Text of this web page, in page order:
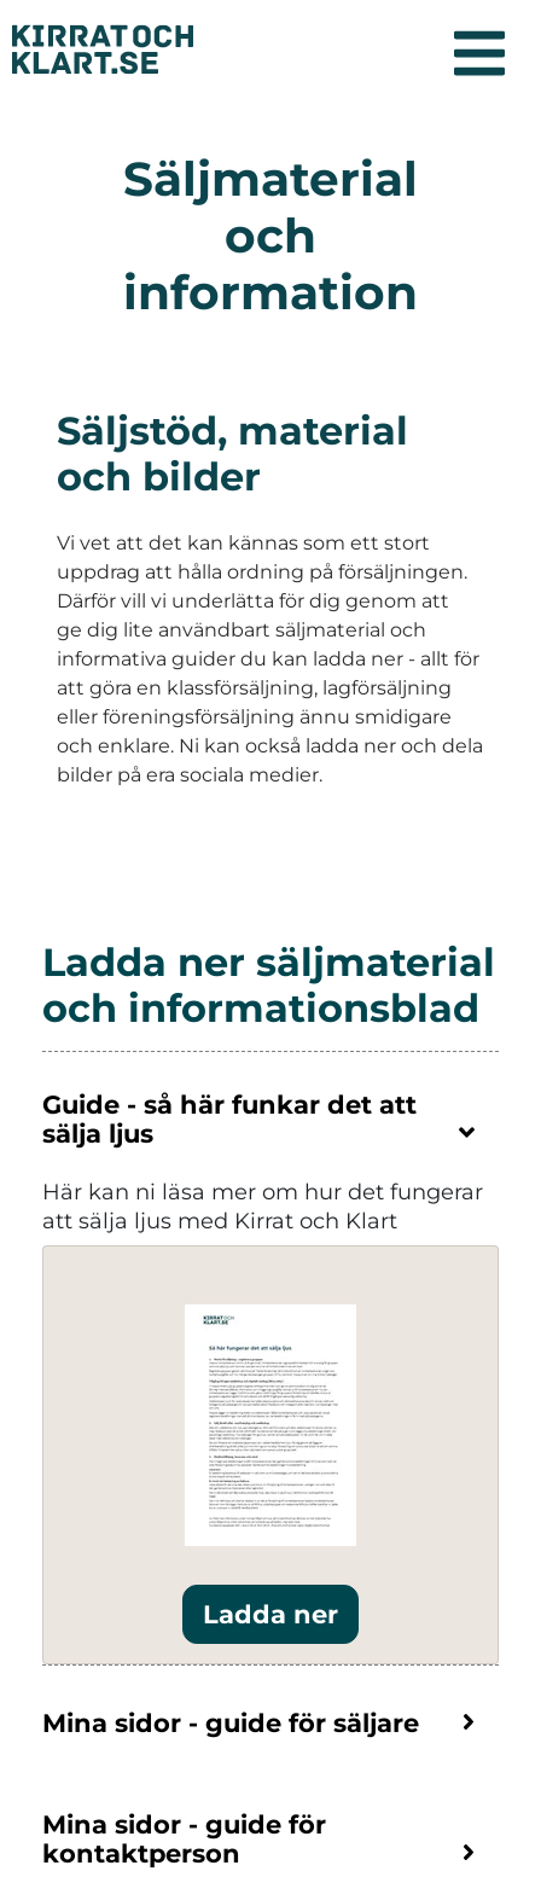
Säljmaterial
och
information
Säljstöd, material
och bilder
Vi vet att det kan kännas som ett stort
uppdrag att hålla ordning på försäljningen.
Därför vill vi underlätta för dig genom att
ge dig lite användbart säljmaterial och
informativa guider du kan ladda ner - allt för
att göra en klassförsäljning, lagförsäljning
eller föreningsförsäljning ännu smidigare
och enklare. Ni kan också ladda ner och dela
bilder på era sociala medier.
Ladda ner säljmaterial
och informationsblad
Guide - så här funkar det att
sälja ljus
Här kan ni läsa mer om hur det fungerar
att sälja ljus med Kirrat och Klart
Ladda ner
Mina sidor - guide för säljare
Mina sidor - guide för
kontaktperson